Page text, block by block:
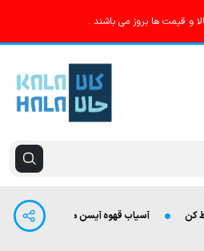
و قیمت ها بروز می باشند .
کن آسیاب قهوه آیسن مدل IE-B250